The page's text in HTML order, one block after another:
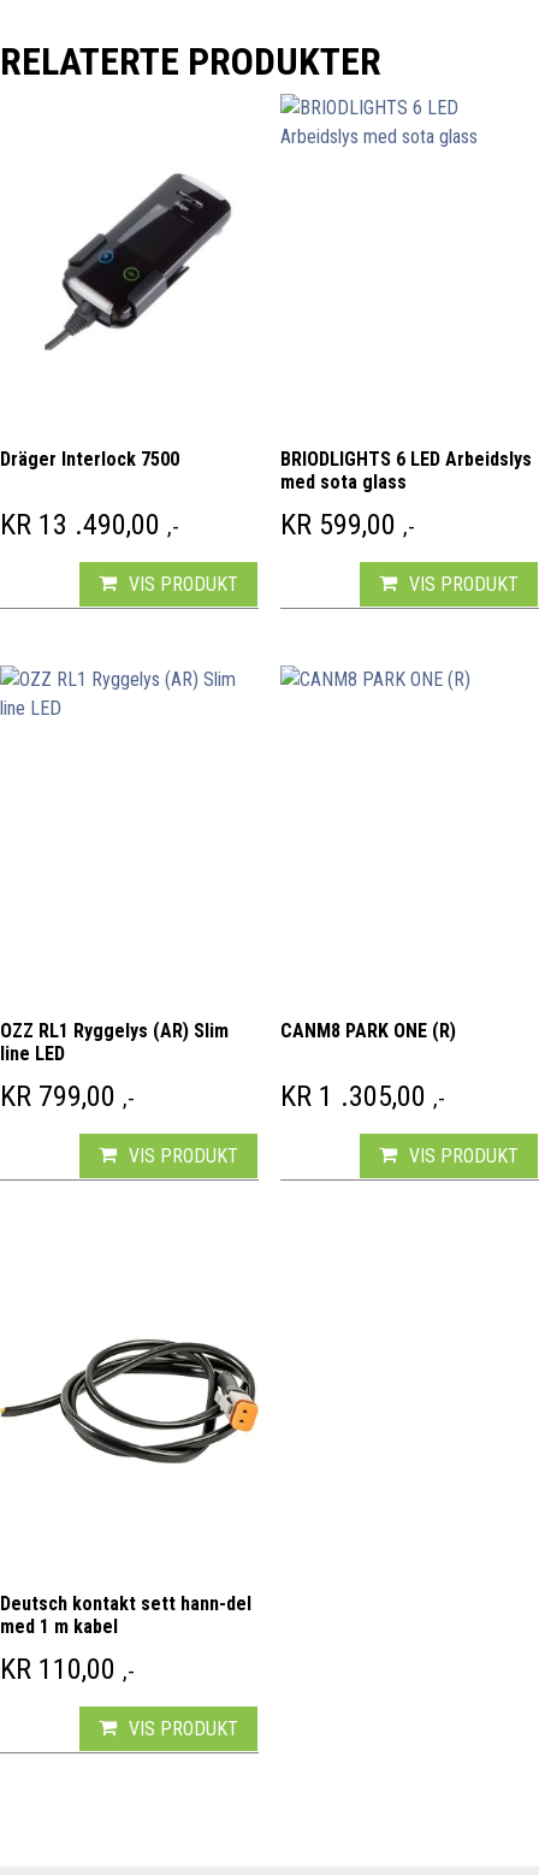
RELATERTE PRODUKTER
Dräger Interlock 7500
KR 13 .490,00 ,-
VIS PRODUKT
BRIODLIGHTS 6 LED Arbeidslys
med sota glass
KR 599,00 ,-
VIS PRODUKT
OZZ RL1 Ryggelys (AR) Slim
line LED
KR 799,00 ,-
VIS PRODUKT
CANM8 PARK ONE (R)
KR1 .305,00 ,-
VIS PRODUKT
Deutsch kontakt sett hann-del
med 1 m kabel
KR 110,00 ,-
VIS PRODUKT